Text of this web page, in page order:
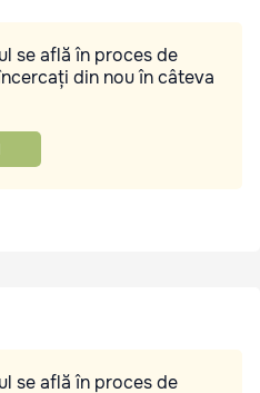
se află în proces de
din nou în câteva
se află în proces de